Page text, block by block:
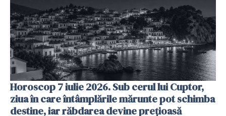
Horoscop 7 iulie 2026. Sub cerul lui Cuptor,
ziua în care întâmplările mărunte pot schimba
destine, iar răbdarea devine prețioasă